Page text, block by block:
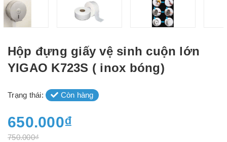
Hộp đựng giấy vệ sinh cuộn lớn
YIGAO K723S ( inox bóng)
Trạng thái: Còn hàng
650.000₫
750.000₫